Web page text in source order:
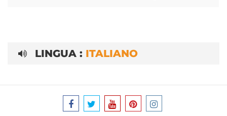
LINGUA : ITALIANO